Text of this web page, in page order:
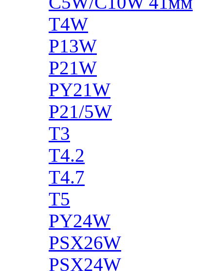
T4W
P13W
P21W
PY21W
P21/5W
T3
T4.2
T4.7
T5
PY24W
PSX26W
PSX24W